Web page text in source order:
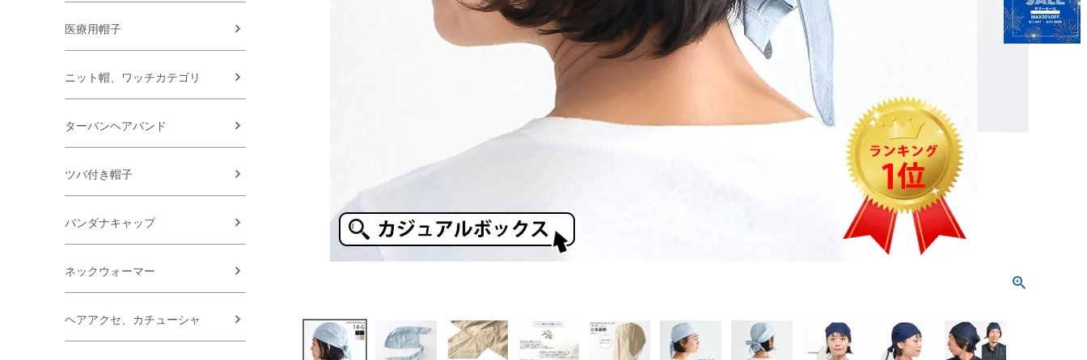
医療用帽子
ニット帽、ワッチカテゴリ
ターバンヘアバンド
ツバ付き帽子
バンダナキャップ
ネックウォーマー
ヘアアクセ、カチューシャ